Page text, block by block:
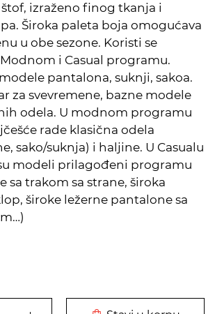
izraženo finog tkanja i
Široka paleta boja omogućava
u obe sezone. Koristi se
i Casual programu.
pantalona, suknji, sakoa.
za svevremene, bazne modele
odela. U modnom programu
rade klasična odela
sako/suknja) i haljine. U Casualu
modeli prilagođeni programu
sa trakom sa strane, široka
široke ležerne pantalone sa